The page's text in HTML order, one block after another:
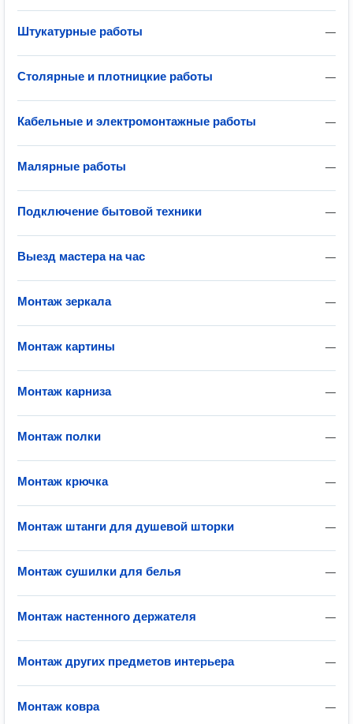
—
Штукатурные работы
—
Столярные и плотницкие работы
—
Кабельные и электромонтажные работы
—
Малярные работы
—
Подключение бытовой техники
—
Выезд мастера на час
—
Монтаж зеркала
—
Монтаж картины
—
Монтаж карниза
—
Монтаж полки
—
Монтаж крючка
—
Монтаж штанги для душевой шторки
—
Монтаж сушилки для белья
—
Монтаж настенного держателя
—
Монтаж других предметов интерьера
—
Монтаж ковра